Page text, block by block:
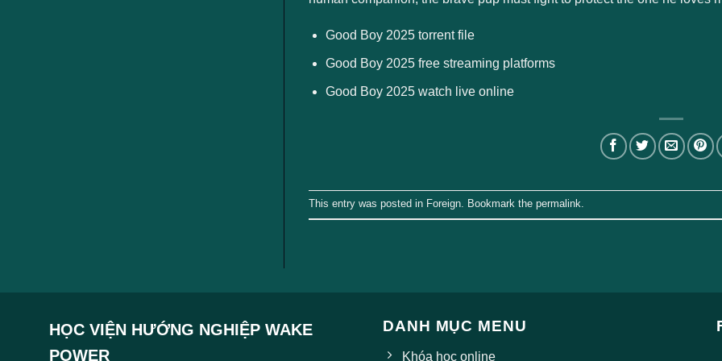
Good Boy 2025 torrent file
Good Boy 2025 free streaming platforms
Good Boy 2025 watch live online
This entry was posted in Foreign . Bookmark the permalink
HỌC VIỆN HƯỚNG NGHIỆP WAKE
POWER
DANH MỤC MENU
Khóa học online